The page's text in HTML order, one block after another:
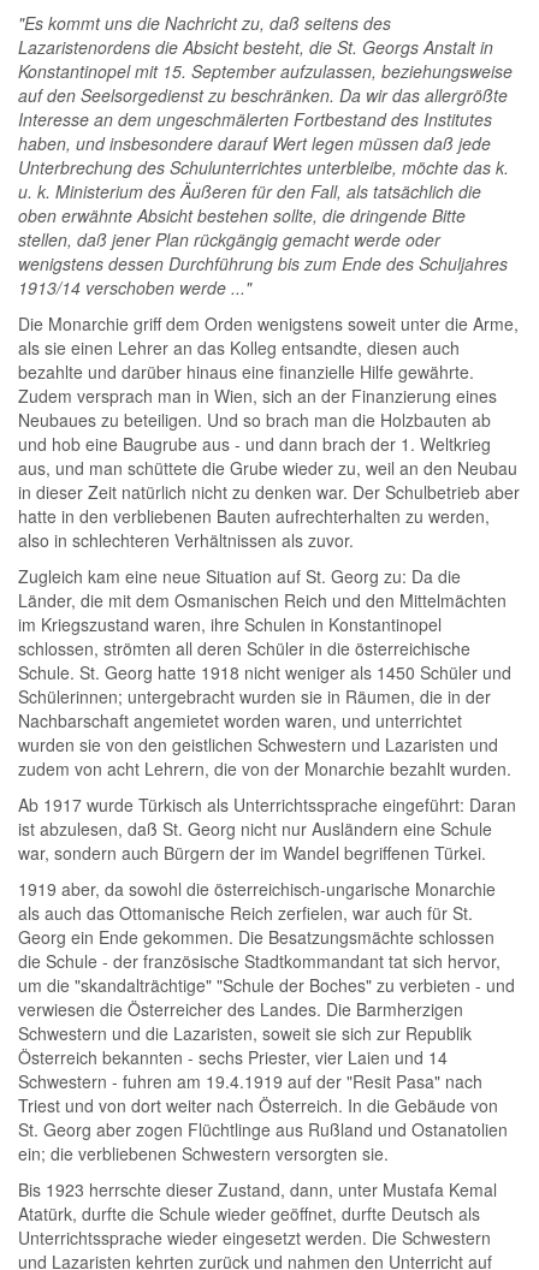
"Es kommt uns die Nachricht zu, daß seitens des
Lazaristenordens die Absicht besteht, die St. Georgs Anstalt in
Konstantinopel mit 15. September aufzulassen, beziehungsweise
auf den Seelsorgedienst zu beschränken. Da wir das allergrößte
Interesse an dem ungeschmälerten Fortbestand des Institutes
haben, und insbesondere darauf Wert legen müssen daß jede
Unterbrechung des Schulunterrichtes unterbleibe, möchte das k.
u. k. Ministerium des Äußeren für den Fall, als tatsächlich die
oben erwähnte Absicht bestehen sollte, die dringende Bitte
stellen, daß jener Plan rückgängig gemacht werde oder
wenigstens dessen Durchführung bis zum Ende des Schuljahres
1913/14 verschoben werde ..."
Die Monarchie griff dem Orden wenigstens soweit unter die Arme,
als sie einen Lehrer an das Kolleg entsandte, diesen auch
bezahlte und darüber hinaus eine finanzielle Hilfe gewährte.
Zudem versprach man in Wien, sich an der Finanzierung eines
Neubaues zu beteiligen. Und so brach man die Holzbauten ab
und hob eine Baugrube aus - und dann brach der 1. Weltkrieg
aus, und man schüttete die Grube wieder zu, weil an den Neubau
in dieser Zeit natürlich nicht zu denken war. Der Schulbetrieb aber
hatte in den verbliebenen Bauten aufrechterhalten zu werden,
also in schlechteren Verhältnissen als zuvor.
Zugleich kam eine neue Situation auf St. Georg zu: Da die
Länder, die mit dem Osmanischen Reich und den Mittelmächten
im Kriegszustand waren, ihre Schulen in Konstantinopel
schlossen, strömten all deren Schüler in die österreichische
Schule. St. Georg hatte 1918 nicht weniger als 1450 Schüler und
Schülerinnen; untergebracht wurden sie in Räumen, die in der
Nachbarschaft angemietet worden waren, und unterrichtet
wurden sie von den geistlichen Schwestern und Lazaristen und
zudem von acht Lehrern, die von der Monarchie bezahlt wurden.
Ab 1917 wurde Türkisch als Unterrichtssprache eingeführt: Daran
ist abzulesen, daß St. Georg nicht nur Ausländern eine Schule
war, sondern auch Bürgern der im Wandel begriffenen Türkei.
1919 aber, da sowohl die österreichisch-ungarische Monarchie
als auch das Ottomanische Reich zerfielen, war auch für St.
Georg ein Ende gekommen. Die Besatzungsmächte schlossen
die Schule - der französische Stadtkommandant tat sich hervor,
um die "skandalträchtige" "Schule der Boches" zu verbieten - und
verwiesen die Österreicher des Landes. Die Barmherzigen
Schwestern und die Lazaristen, soweit sie sich zur Republik
Österreich bekannten - sechs Priester, vier Laien und 14
Schwestern - fuhren am 19.4.1919 auf der "Resit Pasa" nach
Triest und von dort weiter nach Österreich. In die Gebäude von
St. Georg aber zogen Flüchtlinge aus Rußland und Ostanatolien
ein; die verbliebenen Schwestern versorgten sie.
Bis 1923 herrschte dieser Zustand, dann, unter Mustafa Kemal
Atatürk, durfte die Schule wieder geöffnet, durfte Deutsch als
Unterrichtssprache wieder eingesetzt werden. Die Schwestern
und Lazaristen kehrten zurück und nahmen den Unterricht auf